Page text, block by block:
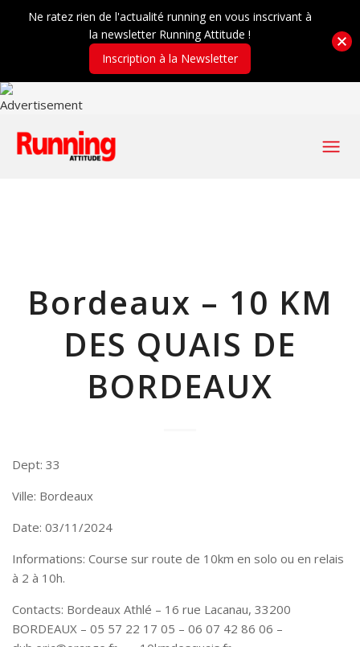
Bordeaux – 10 KM
DES QUAIS DE
BORDEAUX
Dept: 33
Ville: Bordeaux
Date: 03/11/2024
Informations: Course sur route de 10km en solo ou en relais
à 2 à 10h.
Contacts: Bordeaux Athlé – 16 rue Lacanau, 33200
BORDEAUX – 05 57 22 17 05 – 06 07 42 86 06 –
Ne ratez rien de l'actualité running en vous inscrivant à
la newsletter Running Attitude !
Inscription à la Newsletter